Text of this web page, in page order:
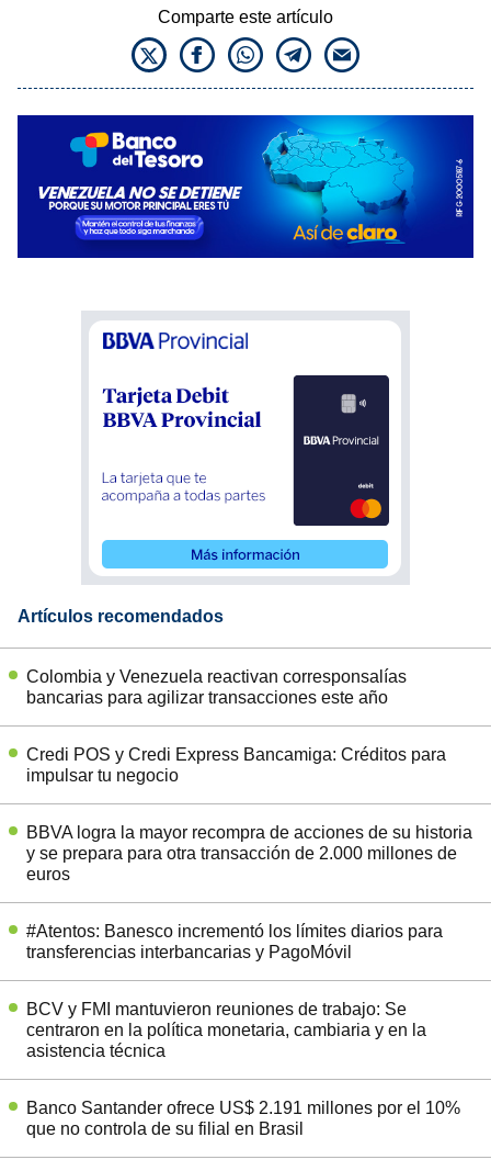
Comparte este artículo
Artículos recomendados
Colombia y Venezuela reactivan corresponsalías
bancarias para agilizar transacciones este año
Credi POS y Credi Express Bancamiga: Créditos para
impulsar tu negocio
BBVA logra la mayor recompra de acciones de su historia
y se prepara para otra transacción de 2.000 millones de
euros
#Atentos: Banesco incrementó los límites diarios para
transferencias interbancarias y PagoMóvil
BCV y FMI mantuvieron reuniones de trabajo: Se
centraron en la política monetaria, cambiaria y en la
asistencia técnica
Banco Santander ofrece US$ 2.191 millones por el 10%
que no controla de su filial en Brasil